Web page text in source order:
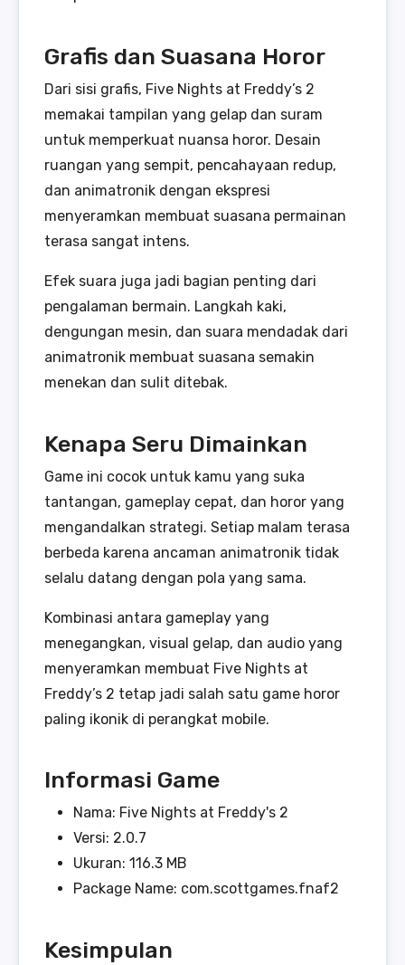
Grafis dan Suasana Horor
Dari sisi grafis, Five Nights at Freddy’s 2
memakai tampilan yang gelap dan suram
untuk memperkuat nuansa horor. Desain
ruangan yang sempit, pencahayaan redup,
dan animatronik dengan ekspresi
menyeramkan membuat suasana permainan
terasa sangat intens.
Efek suara juga jadi bagian penting dari
pengalaman bermain. Langkah kaki,
dengungan mesin, dan suara mendadak dari
animatronik membuat suasana semakin
menekan dan sulit ditebak.
Kenapa Seru Dimainkan
Game ini cocok untuk kamu yang suka
tantangan, gameplay cepat, dan horor yang
mengandalkan strategi. Setiap malam terasa
berbeda karena ancaman animatronik tidak
selalu datang dengan pola yang sama.
Kombinasi antara gameplay yang
menegangkan, visual gelap, dan audio yang
menyeramkan membuat Five Nights at
Freddy’s 2 tetap jadi salah satu game horor
paling ikonik di perangkat mobile.
Informasi Game
Nama: Five Nights at Freddy's 2
Versi: 2.0.7
Ukuran: 116.3 MB
Package Name: com.scottgames.fnaf2
Kesimpulan